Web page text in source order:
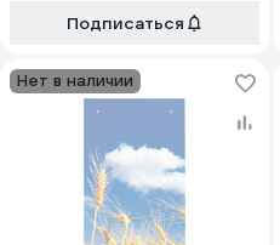
Подписаться
Нет в наличии